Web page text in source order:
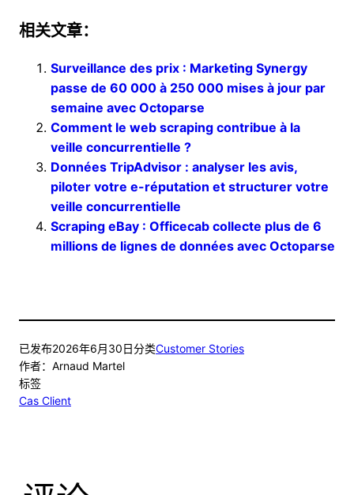
相关文章：
Surveillance des prix : Marketing Synergy
passe de 60 000 à 250 000 mises à jour par
semaine avec Octoparse
Comment le web scraping contribue à la
veille concurrentielle ?
Données TripAdvisor : analyser les avis,
piloter votre e-réputation et structurer votre
veille concurrentielle
Scraping eBay : Officecab collecte plus de 6
millions de lignes de données avec Octoparse
已发布2026年6月30日分类Customer Stories
作者： Arnaud Martel
标签
Cas Client